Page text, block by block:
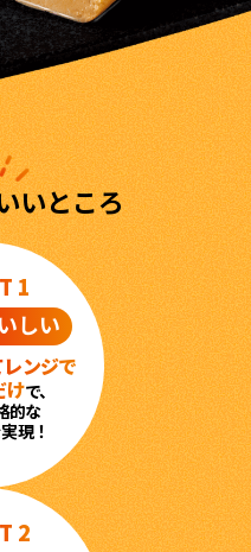
『氷熟®』
鰹節屋の
だしパック
いところ
1
しい
レンジで
けで、
的な
現！
2